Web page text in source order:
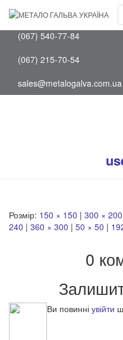
(097) 202-75-88
(067) 540-77-84
(067) 215-70-54
sales@metalogalva.com.ua
Розмір: 150 × 150 | 300 × 200
240 | 360 × 300 | 50 × 50 |
0
Ви повинні увійти